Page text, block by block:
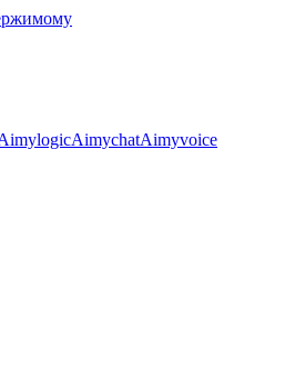
AimychatAimyvoice